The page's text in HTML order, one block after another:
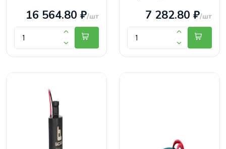
16 564.80 ₽/шт 7 282.80 ₽/шт